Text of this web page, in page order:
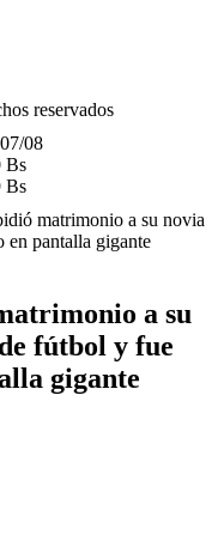
reservados
08
Bs
Bs
matrimonio a su novia
en pantalla gigante
a su
fútbol y fue
gigante